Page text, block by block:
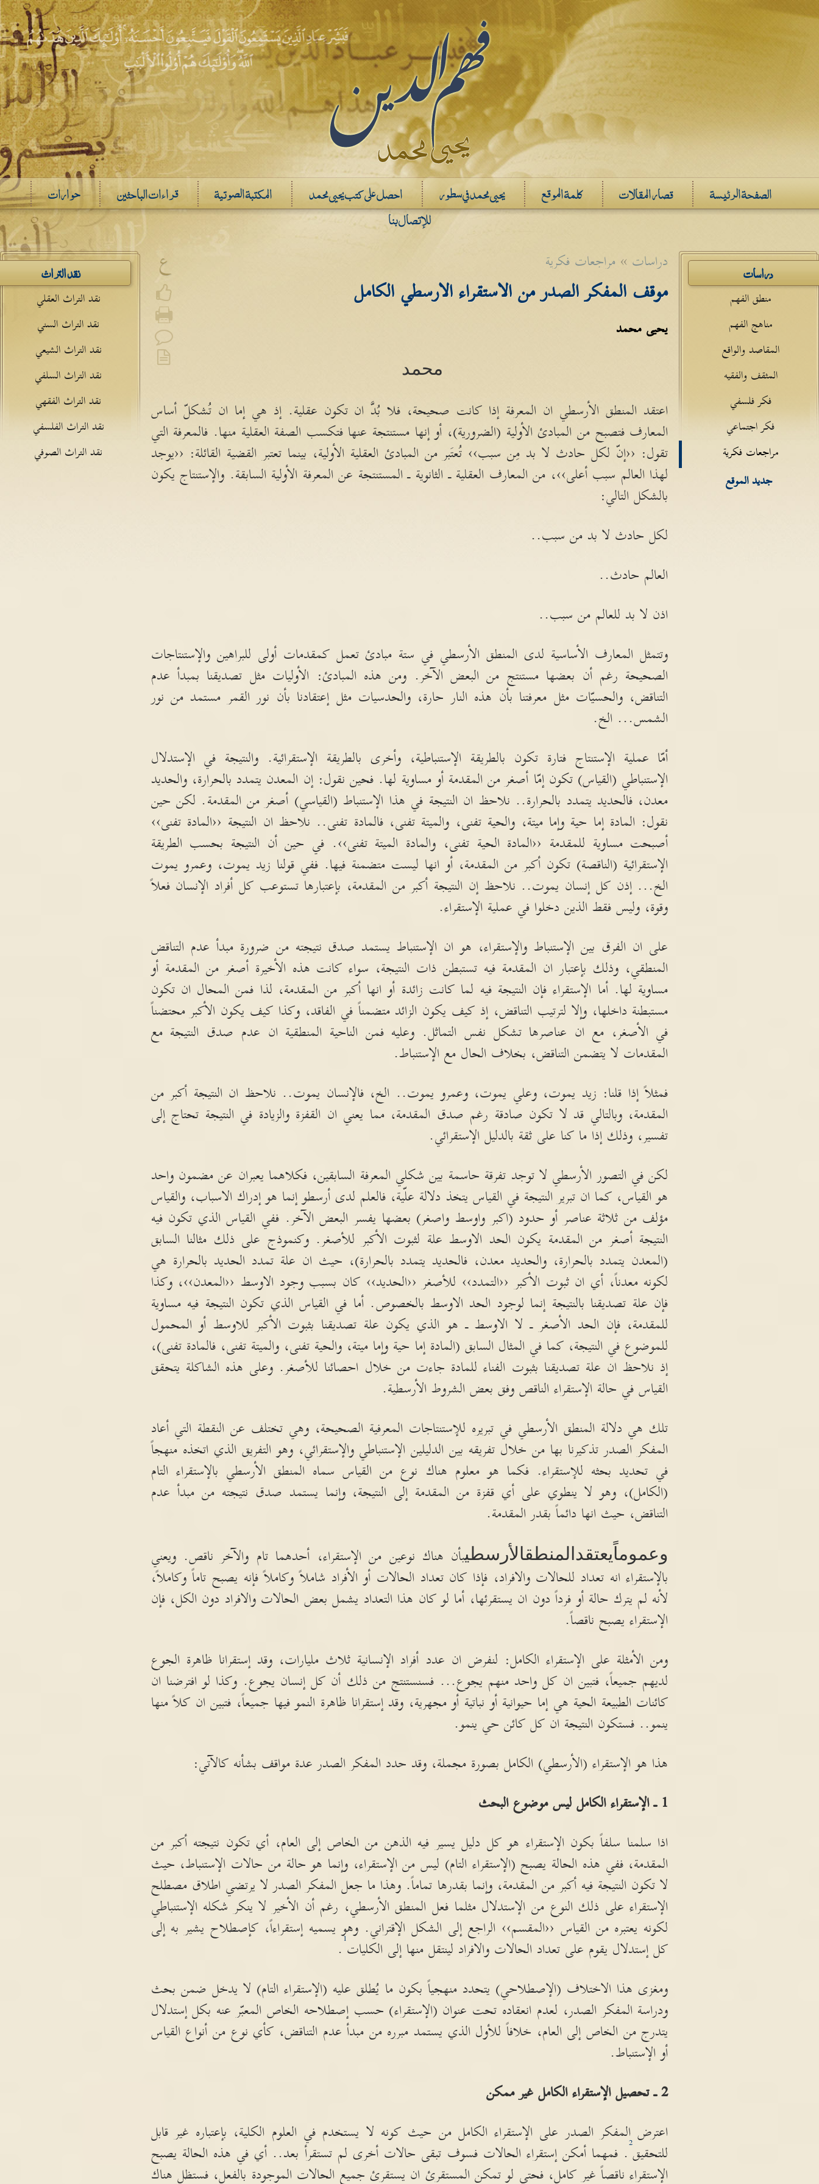
الصفحة الرئيسة قصار المقالات كلمة الموقع يحيى محمد في سطور احصل على كتب يحيى محمد المكتبة الصوتية قراءات الباحثين
حوارات
للإتصال بنا
نقد التراث
نقد التراث العقلي
نقد التراث السني
نقد التراث الشيعي
نقد التراث السلفي
نقد التراث الفقهي
نقد التراث الفلسفي
نقد التراث الصوفي
ع دراسات » مراجعات فكرية
موقف المفكر الصدر من الاستقراء الارسطي الكامل
يحيى محمد
محمد
اعتقد المنطق الأرسطي ان المعرفة إذا كانت صحيحة، فلا بُدَّ ان تكون عقلية.إذ هي إما ان تُشكلّ أساس
المعارف فتصبح من المبادئ الأولية (الضرورية)، أو إنها مستنتجة عنها فتكسب الصفة العقلية منها. فالمعرفة التي
تقول: ‹‹إنّ لكل حادث لا بد مِن سبب›› تُعتَبر من المبادئ العقلية الأولية، بينما تعتبر القضية القائلة: ‹‹يوجد
لهذا العالم سبب أعلى››، من المعارف العقلية ـ الثانوية ـ المستنتجة عن المعرفة الأولية السابقة. والإستنتاج يكون
بالشكل التالي:
لكل حادث لا بد من سبب..
العالم حادث..
اذن لا بد للعالم من سبب..
وتتمثل المعارف الأساسية لدى المنطق الأرسطي في ستة مبادئ تعمل كمقدمات أولى للبراهين والإستنتاجات
الصحيحة رغم أن بعضها مستنتج من البعض الآخر. ومن هذه المبادئ: الأوليات مثل تصديقنا بمبدأ عدم
التناقض، والحسيّات مثل معرفتنا بأن هذه النار حارة، والحدسيات مثل إعتقادنا بأن نور القمر مستمد من نور
الشمس... الخ.
أمّا عملية الإستنتاج فتارة تكون بالطريقة الإستنباطية، وأخرى بالطريقة الإستقرائية. والنتيجة في الإستدلال
الإستنباطي (القياس)تكون إمّا أصغر من المقدمة أو مساوية لها. فحين نقول:إن المعدن يتمدد بالحرارة، والحديد
معدن، فالحديد يتمدد بالحرارة.. نلاحظ ان النتيجة في هذا الإستنباط (القياسي) أصغر من المقدمة. لكن حين
نقول: المادة إما حية وإما ميتة، والحية تفنى، والميتة تفنى، فالمادة تفنى.. نلاحظ ان النتيجة ‹‹المادة تفنى››
أصبحت مساوية للمقدمة ‹‹المادة الحية تفنى، والمادة الميتة تفنى››. في حين أن النتيجة بحسب الطريقة
الإستقرائية (الناقصة) تكون أكبر من المقدمة، أو انها ليست متضمنة فيها.ففي قولنا زيد يموت، وعمرو يموت
الخ...إذن كل إنسان يموت.. نلاحظ إن النتيجة أكبر من المقدمة، بإعتبارها تستوعب كل أفراد الإنسان فعلاً
وقوة، وليس فقط الذين دخلوا في عملية الإستقراء.
على ان الفرق بين الإستنباط والإستقراء، هو ان الإستنباط يستمد صدق نتيجته من ضرورة مبدأ عدم التناقض
المنطقي، وذلك بإعتبار ان المقدمة فيه تستبطن ذات النتيجة، سواء كانت هذه الأخيرة أصغر من المقدمة أو
مساوية لها.أما الإستقراء فإن النتيجة فيه لما كانت زائدة أو انها أكبر من المقدمة، لذا فمن المحال ان تكون
مستبطنة داخلها، وإلا لترتيب التناقض، إذ كيف يكون الزائد متضمناً في الفاقد، وكذا كيف يكون الأكبر محتضناً
في الأصغر، مع ان عناصرها تشكل نفس التماثل. وعليه فمن الناحية المنطقية ان عدم صدق النتيجة مع
المقدمات لا يتضمن التناقض، بخلاف الحال مع الإستنباط.
فمثلاً إذا قلنا: زيد يموت، وعلي يموت، وعمرو يموت.. الخ، فالإنسان يموت.. نلاحظ ان النتيجة أكبر من
المقدمة، وبالتالي قد لا تكون صادقة رغم صدق المقدمة، مما يعني ان القفزة والزيادة في النتيجة تحتاج إلى
تفسير، وذلك إذا ما كنا على ثقة بالدليل الإستقرائي.
لكن في التصور الأرسطي لا توجد تفرقة حاسمة بين شكلي المعرفة السابقين، فكلاهما يعبران عن مضمون واحد
هو القياس، كما ان تبرير النتيجة في القياس يتخذ دلالة علّية، فالعلم لدى أرسطو إنما هو إدراك الاسباب، والقياس
مؤلف من ثلاثة عناصر أو حدود (اكبر واوسط واصغر) بعضها يفسر البعض الآخر. ففي القياس الذي تكون فيه
النتيجة أصغر من المقدمة يكون الحد الاوسط علة لثبوت الأكبر للأصغر.وكنموذج على ذلك مثالنا السابق
(المعدن يتمدد بالحرارة، والحديد معدن، فالحديد يتمدد بالحرارة)، حيث ان علة تمدد الحديد بالحرارة هي
لكونه معدناً، أي ان ثبوت الأكبر ‹‹التمدد›› للأصغر ‹‹الحديد›› كان بسبب وجود الاوسط ‹‹المعدن››، وكذا
فإن علة تصديقنا بالنتيجة إنما لوجود الحد الاوسط بالخصوص. أما في القياس الذي تكون النتيجة فيه مساوية
للمقدمة، فإن الحد الأصغر ـ لا الاوسط ـ هو الذي يكون علة تصديقنا بثبوت الأكبر للاوسط أو المحمول
للموضوع في النتيجة، كما في المثال السابق (المادة إما حية وإما ميتة، والحية تفنى، والميتة تفنى، فالمادة تفنى)،
إذ نلاحظ ان علة تصديقنا بثبوت الفناء للمادة جاءت من خلال احصائنا للأصغر. وعلى هذه الشاكلة يتحقق
القياس في حالة الإستقراء الناقص وفق بعض الشروط الأرسطية.
تلك هي دلالة المنطق الأرسطي في تبريره للإستنتاجات المعرفية الصحيحة، وهي تختلف عن النقطة التي أعاد
المفكر الصدر تذكيرنا بها من خلال تفريقه بين الدليلين الإستنباطي والإستقرائي، وهو التفريق الذي اتخذه منهجاً
في تحديد بحثه للإستقراء.فكما هو معلوم هناك نوع من القياس سماه المنطق الأرسطي بالإستقراء التام
(الكامل)، وهو لا ينطوي على أي قفزة من المقدمة إلى النتيجة، وإنما يستمد صدق نتيجته من مبدأ عدم
التناقض، حيث انها دائماً بقدر المقدمة.
وعموماًيعتقدالمنطقالأرسطيبأن هناك نوعين من الإستقراء، أحدهما تام والآخر ناقص.ويعني
بالإستقراء انه تعداد للحالات والافراد، فإذا كان تعداد الحالات أو الأفراد شاملاً وكاملاً فإنه يصبح تاماً وكاملاً،
لأنه لم يترك حالة أو فرداً دون ان يستقرئها، أما لو كان هذا التعداد يشمل بعض الحالات والافراد دون الكل، فإن
الإستقراء يصبح ناقصاً.
ومن الأمثلة على الإستقراء الكامل: لنفرض ان عدد أفراد الإنسانية ثلاث مليارات، وقد إستقرانا ظاهرة الجوع
لديهم جميعاً، فتبين ان كل واحد منهم يجوع... فسنستنتج من ذلك أن كل إنسان يجوع. وكذا لو افترضنا ان
كائنات الطبيعة الحية هي إما حيوانية أو نباتية أو مجهرية، وقد إستقرانا ظاهرة النمو فيها جميعاً، فتبين ان كلاً منها
ينمو.. فستكون النتيجة ان كل كائن حي ينمو.
هذا هو الإستقراء (الأرسطي) الكامل بصورة مجملة، وقد حدد المفكر الصدر عدة مواقف بشأنه كالآتي:
1 ـ الإستقراء الكامل ليس موضوع البحث
اذا سلمنا سلفاً بكون الإستقراء هو كل دليل يسير فيه الذهن من الخاص إلى العام، أي تكون نتيجته أكبر من
المقدمة، ففي هذه الحالة يصبح (الإستقراء التام) ليس من الإستقراء، وإنما هو حالة من حالات الإستنباط، حيث
لا تكون النتيجة فيه أكبر من المقدمة، وإنما بقدرها تماماً. وهذا ما جعل المفكر الصدر لا يرتضي اطلاق مصطلح
الإستقراء على ذلك النوع من الإستدلال مثلما فعل المنطق الأرسطي، رغم أن الأخير لا ينكر شكله الإستنباطي
لكونه يعتبره من القياس ‹‹المقسم›› الراجع إلى الشكل الإقتراني. وهو يسميه إستقراءاً، كإصطلاح يشير به إلى
كل إستدلال يقوم على تعداد الحالات والافراد لينتقل منها إلى الكليات1
.
ومغزى هذا الاختلاف (الإصطلاحي) يتحدد منهجياً بكون ما يُطلق عليه (الإستقراء التام) لا يدخل ضمن بحث
ودراسة المفكر الصدر، لعدم انعقاده تحت عنوان (الإستقراء) حسب إصطلاحه الخاص المعبّر عنه بكل إستدلال
يتدرج من الخاص إلى العام، خلافاً للأول الذي يستمد مبرره من مبدأ عدم التناقض، كأي نوع من أنواع القياس
أو الإستنباط.
2 ـ تحصيل الإستقراء الكامل غير ممكن
اعترض المفكر الصدر على الإستقراء الكامل من حيث كونه لا يستخدم في العلوم الكلية، بإعتباره غير قابل
للتحقيق2
. فمهما أمكن إستقراء الحالات فسوف تبقى حالات أخرى لم تستقرأ بعد.. أي في هذه الحالة يصبح
الإستقراء ناقصاً غير كامل، فحتى لو تمكن المستقرئ ان يستقرئ جميع الحالات الموجودة بالفعل، فستظل هناك
دراسات
منطق الفهم
مناهج الفهم
المقاصد والواقع
المثقف والفقيه
فكر فلسفي
فكر اجتماعي
مراجعات فكرية
جديد الموقع